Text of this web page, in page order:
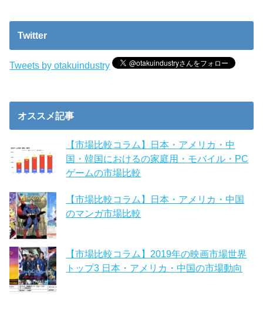
Twitter
Tweets by otakuindustry
オススメ記事
【市場比較コラム】日本・アメリカ・中
国・韓国におけるの家庭用・モバイル・PC
ゲームの市場比較
【市場比較コラム】日本・アメリカ・中国
のマンガ市場比較
【市場比較コラム】2019年の映画市場世界
トップ3 日本・アメリカ・中国の市場動向